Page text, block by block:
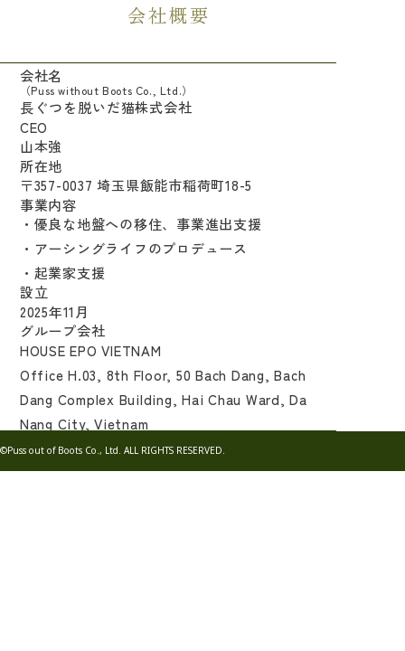
会社概要
会社名
長ぐつを脱いだ猫株式会社
（Puss without Boots Co., Ltd.）
CEO
山本強
所在地
〒357-0037 埼玉県飯能市稲荷町18-5
事業内容
・優良な地盤への移住、事業進出支援
・アーシングライフのプロデュース
・起業家支援
設立
2025年11月
グループ会社
HOUSE EPO VIETNAM
Office H.03, 8th Floor, 50 Bach Dang, Bach
Dang Complex Building, Hai Chau Ward, Da
Nang City, Vietnam
©Puss out of Boots Co., Ltd. ALL RIGHTS RESERVED.